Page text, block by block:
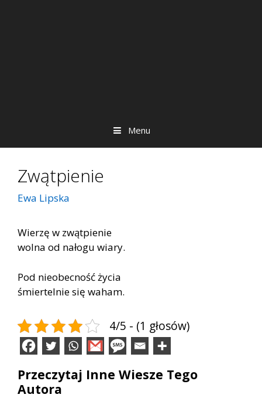
Menu
Zwątpienie
Ewa Lipska
Wierzę w zwątpienie
wolna od nałogu wiary.
Pod nieobecność życia
śmiertelnie się waham.
4/5 - (1 głosów)
Przeczytaj Inne Wiesze Tego
Autora